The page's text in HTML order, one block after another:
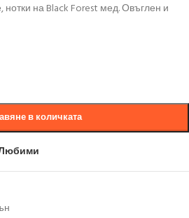
на Black Forest мед. Овъглен и
в количката